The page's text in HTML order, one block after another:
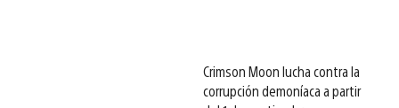
Crimson Moon lucha contra la
corrupción demoníaca a partir